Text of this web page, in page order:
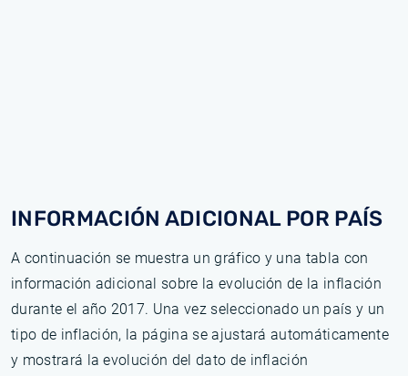
INFORMACIÓN ADICIONAL POR PAÍS
A continuación se muestra un gráfico y una tabla con
información adicional sobre la evolución de la inflación
durante el año 2017. Una vez seleccionado un país y un
tipo de inflación, la página se ajustará automáticamente
y mostrará la evolución del dato de inflación